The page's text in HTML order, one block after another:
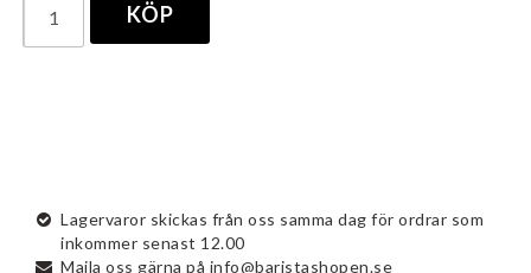
KÖP
Lagervaror skickas från oss samma dag för ordrar som
inkommer senast 12.00
Maila oss gärna på info@baristashopen.se